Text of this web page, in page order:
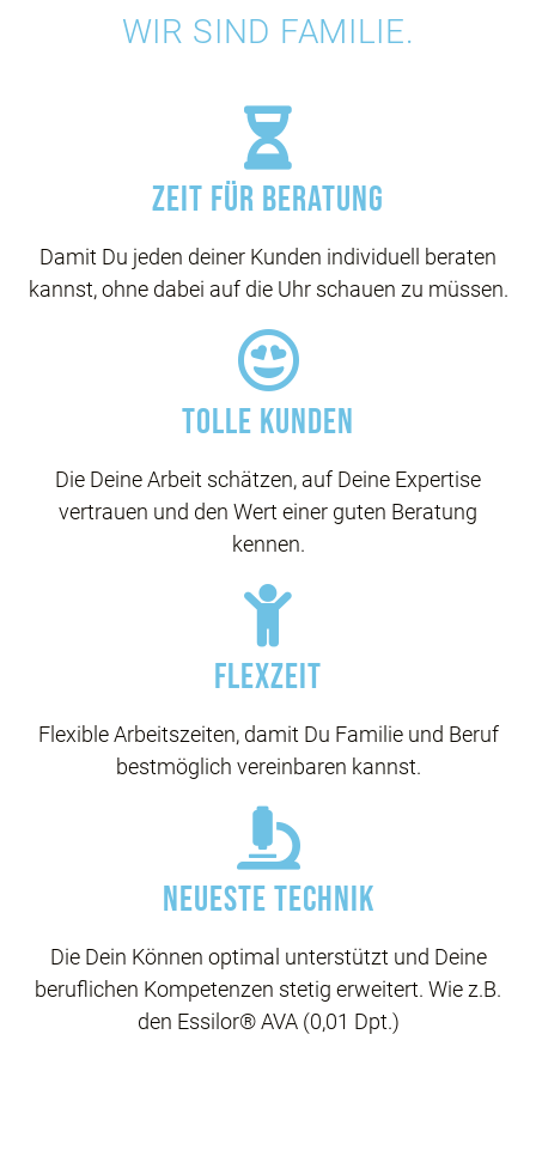
WIR SIND FAMILIE.
Zeit für Beratung
Damit Du jeden deiner Kunden individuell beraten
kannst, ohne dabei auf die Uhr schauen zu müssen.
Tolle Kunden
Die Deine Arbeit schätzen, auf Deine Expertise
vertrauen und den Wert einer guten Beratung
kennen.
Flexzeit
Flexible Arbeitszeiten, damit Du Familie und Beruf
bestmöglich vereinbaren kannst.
Neueste TEchnik
Die Dein Können optimal unterstützt und Deine
beruflichen Kompetenzen stetig erweitert. Wie z.B.
den Essilor® AVA (0,01 Dpt.)